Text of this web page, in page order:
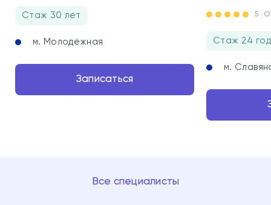
Стаж 30 лет
м. Молодёжная
Записаться
5
Стаж 24
м.
Все специалисты